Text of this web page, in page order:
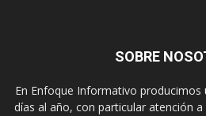
SOBRE
En Enfoque Informativo producimos
días al año, con particular atención